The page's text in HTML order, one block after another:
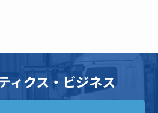
ィクス・ビジネス